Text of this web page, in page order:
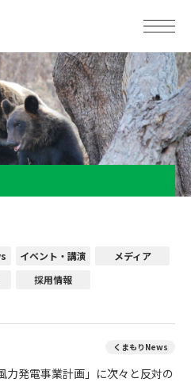
イベント・講演
メディア
採用情報
くまもりNews
力発電事業計画」に次々と反対の